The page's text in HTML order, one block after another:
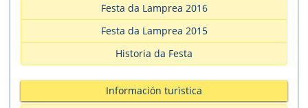
Festa da Lamprea 2016
Festa da Lamprea 2015
Historia da Festa
Información turìstica